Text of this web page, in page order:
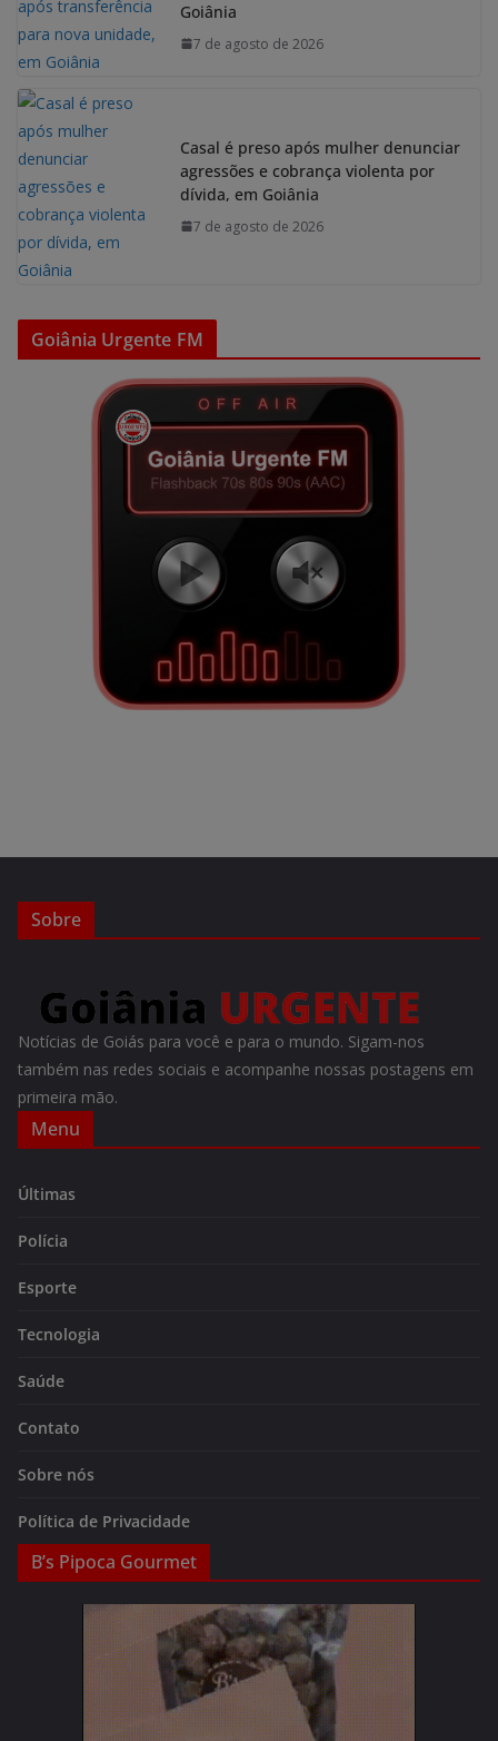
Goiânia
7 de agosto de 2026
Casal é preso após mulher denunciar
agressões e cobrança violenta por
dívida, em Goiânia
7 de agosto de 2026
Goiânia Urgente FM
Sobre
Notícias de Goiás para você e para o mundo. Sigam-nos
também nas redes sociais e acompanhe nossas postagens em
primeira mão.
Menu
Últimas
Polícia
Esporte
Tecnologia
Saúde
Contato
Sobre nós
Política de Privacidade
B’s Pipoca Gourmet